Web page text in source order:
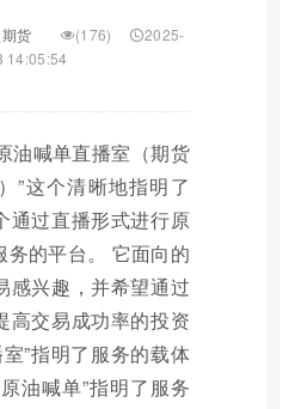
货 (176)
2025-
14:05:54
油喊单直播室（期货
”这个清晰地指明了
通过直播形式进行原
务的平台。 它面向的
感兴趣，并希望通过
高交易成功率的投资
”指明了服务的载体
油喊单”指明了服务